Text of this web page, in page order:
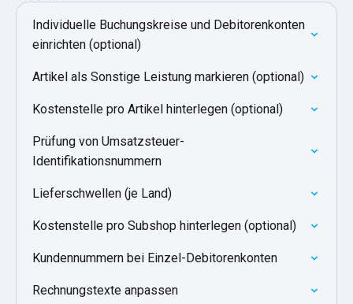
Individuelle Buchungskreise und Debitorenkonten
einrichten (optional)
Artikel als Sonstige Leistung markieren (optional)
Kostenstelle pro Artikel hinterlegen (optional)
Prüfung von Umsatzsteuer-
Identifikationsnummern
Lieferschwellen (je Land)
Kostenstelle pro Subshop hinterlegen (optional)
Kundennummern bei Einzel-Debitorenkonten
Rechnungstexte anpassen